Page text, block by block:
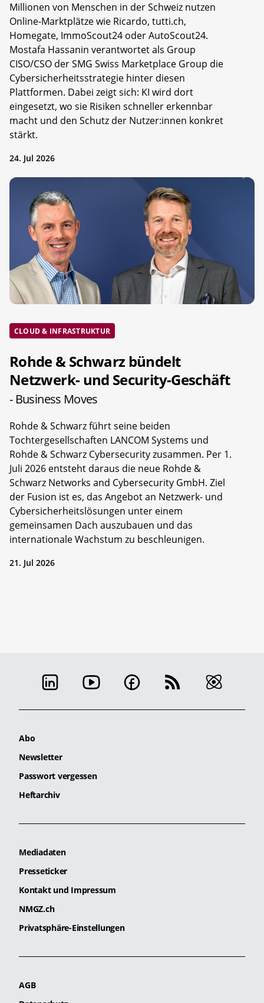
Millionen von Menschen in der Schweiz nutzen
Online-Marktplätze wie Ricardo, tutti.ch,
Homegate, ImmoScout24 oder AutoScout24.
Mostafa Hassanin verantwortet als Group
CISO/CSO der SMG Swiss Marketplace Group die
Cybersicherheitsstrategie hinter diesen
Plattformen. Dabei zeigt sich: KI wird dort
eingesetzt, wo sie Risiken schneller erkennbar
macht und den Schutz der Nutzer:innen konkret
stärkt.
24. Jul 2026
CLOUD & INFRASTRUKTUR
Rohde & Schwarz bündelt
Netzwerk- und Security-Geschäft
- Business Moves
Rohde & Schwarz führt seine beiden
Tochtergesellschaften LANCOM Systems und
Rohde & Schwarz Cybersecurity zusammen. Per 1.
Juli 2026 entsteht daraus die neue Rohde &
Schwarz Networks and Cybersecurity GmbH. Ziel
der Fusion ist es, das Angebot an Netzwerk- und
Cybersicherheitslösungen unter einem
gemeinsamen Dach auszubauen und das
internationale Wachstum zu beschleunigen.
21. Jul 2026
Abo
Newsletter
Passwort vergessen
Heftarchiv
Mediadaten
Presseticker
Kontakt und Impressum
NMGZ.ch
Privatsphäre-Einstellungen
AGB